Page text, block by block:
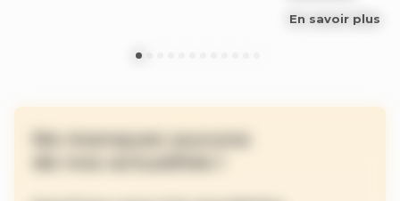
En savoir plus
Ne manquez aucune